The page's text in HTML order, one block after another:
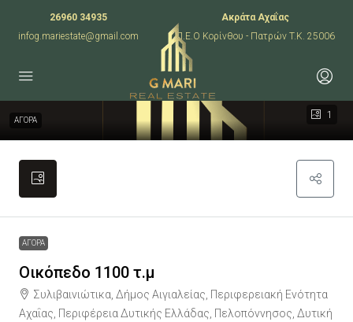
26960 34935
infog.mariestate@gmail.com
Ακράτα Αχαΐας
Π.Ε.Ο Κορίνθου - Πατρών T.K. 25006
1
ΑΓΟΡΑ
ΑΓΟΡΑ
Οικόπεδο 1100 τ.μ
Συλιβαινιώτικα, Δήμος Αιγιαλείας, Περιφερειακή Ενότητα
Αχαΐας, Περιφέρεια Δυτικής Ελλάδας, Πελοπόννησος, Δυτική